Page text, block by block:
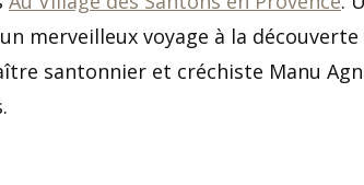
merveilleux voyage à la découverte
santonnier et créchiste Manu